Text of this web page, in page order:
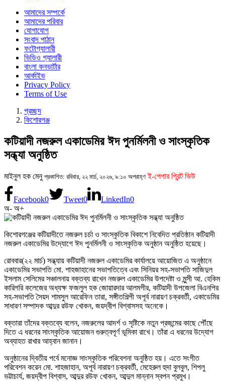
আমাদের সম্পর্কে
আমাদের পরিবার
যোগাযোগ
সংবাদ পাঠান
ফটোগ্যালারী
ভিডিও গ্যালারী
বাংলা কনভার্টার
আর্কাইভ
Privacy Policy
Terms of Use
প্রচ্ছদ
কিশোরগঞ্জ
কটিয়াদী নজরুল একাডেমির ঈদ পুনর্মিলনী ও সাংস্কৃতিক
সন্ধ্যা অনুষ্ঠিত
মাইনুল হক মেনু প্রকাশিত: রবিবার, ২২ মার্চ, ২০২৬, ৯:১০ অপরাহ্ণ ই-পেপার প্রিন্ট ভিউ
Facebook0 Tweet0 LinkedIn0
অ- অ+
কিশোরগঞ্জের কটিয়াদীতে নজরুল চর্চা ও সাংস্কৃতিক বিকাশে নিবেদিত প্রতিষ্ঠান কটিয়াদী
নজরুল একাডেমির উদ্যোগে ঈদ পুনর্মিলনী ও সাংস্কৃতিক অনুষ্ঠান অনুষ্ঠিত হয়েছে।
রোববার(২২ মার্চ) সন্ধ্যায় কটিয়াদী নজরুল একাডেমির কার্যালয়ে আয়োজিত এ অনুষ্ঠানে
একাডেমির সভাপতি মো. শাহজাহানের সভাপতিত্বে এবং সিনিয়র সহ-সভাপতি সাজিদুল
ইসলাম সেলিমের সঞ্চালনায় বক্তব্য রাখেন নজরুল একাডেমির উপদেষ্টা ও মুন্সী আ. হেকিম
কারিগরি কলেজের অধ্যক্ষ ফজলুল হক জোয়ারদার আলমগীর, কটিয়াদী উপজেলা বিএনপির
সহ-সভাপতি সৈয়দ শামসুল আরেফিন তারা, সঙ্গীতশিল্পী অপূর্ব নারায়ণ চক্রবর্তী, একাডেমির
সাধারণ সম্পাদক আব্দুর রউফ খোকন, জয়দ্বীপ বিশ্বাসসহ অনেকে।
বক্তারা তাঁদের বক্তব্যে বলেন, নজরুলের আদর্শ ও সৃষ্টিকে নতুন প্রজন্মের কাছে পৌঁছে
দিতে এ ধরনের সাংস্কৃতিক আয়োজন গুরুত্বপূর্ণ ভূমিকা রাখে। তাঁরা এ ধরনের উদ্যোগ
অব্যাহত রাখার আহ্বান জানান।
অনুষ্ঠানের দ্বিতীয় পর্বে মনোজ্ঞ সাংস্কৃতিক পরিবেশনা অনুষ্ঠিত হয়। এতে সংগীত
পরিবেশন করেন মো. শাহজাহান, অপূর্ব নারায়ণ চক্রবর্তী, মেহেরুল হুদা বুলবুল, শিপলু
ভট্টাচার্য, জয়দ্বীপ বিশ্বাস, আব্দুর রউফ খোকন, আব্দুল মান্নান স্বপন প্রমুখ।